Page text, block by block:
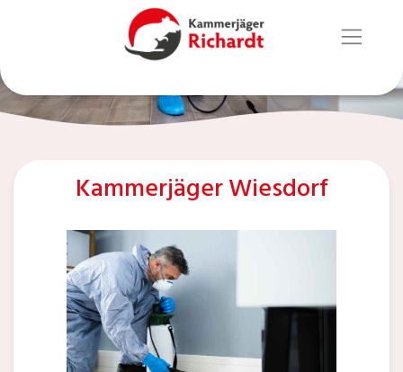
Kammerjäger Wiesdorf